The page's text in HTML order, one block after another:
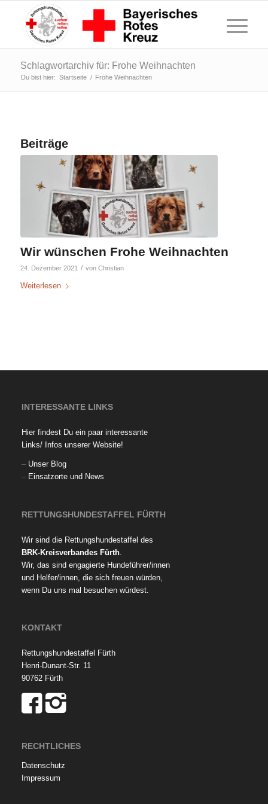
Schlagwortarchiv für: Frohe Weihnachten
Du bist hier: Startseite / Frohe Weihnachten
Beiträge
Wir wünschen Frohe Weihnachten
24. Dezember 2021 / von Christian
Weiterlesen
INTERESSANTE LINKS
Hier findest Du ein paar interessante
Links/ Infos unserer Website!
– Unser Blog
– Einsatzorte und News
RETTUNGSHUNDESTAFFEL FÜRTH
Wir sind die Rettungshundestaffel des
BRK-Kreisverbandes Fürth.
Wir, das sind engagierte Hundeführer/innen
und Helfer/innen, die sich freuen würden,
wenn Du uns mal besuchen würdest.
KONTAKT
Rettungshundestaffel Fürth
Henri-Dunant-Str. 11
90762 Fürth
RECHTLICHES
Datenschutz
Impressum